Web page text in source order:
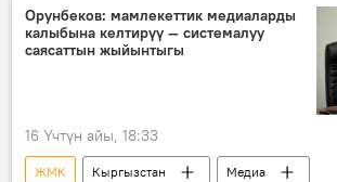
SputnikPro
Орунбеков: мамлекеттик медиаларды
калыбына келтирүү — системалуу
саясаттын жыйынтыгы
16 Үчтүн айы, 18:33
ЖМК Кыргызстан
Медиа